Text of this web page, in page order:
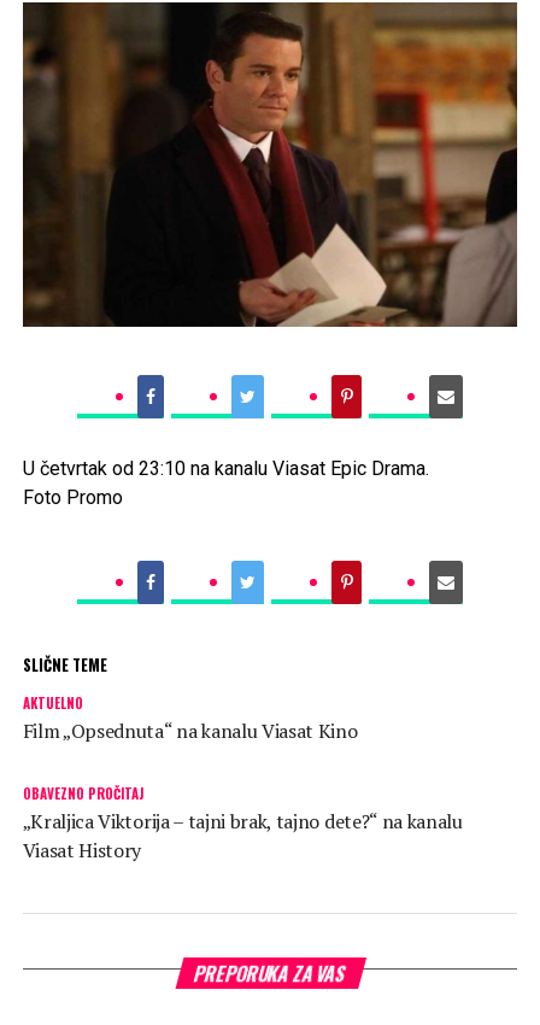
U četvrtak od 23:10 na kanalu Viasat Epic Drama.
Foto Promo
SLIČNE TEME
AKTUELNO
Film „Opsednuta“ na kanalu Viasat Kino
OBAVEZNO PROČITAJ
„Kraljica Viktorija – tajni brak, tajno dete?“ na kanalu
Viasat History
PREPORUKA ZA VAS